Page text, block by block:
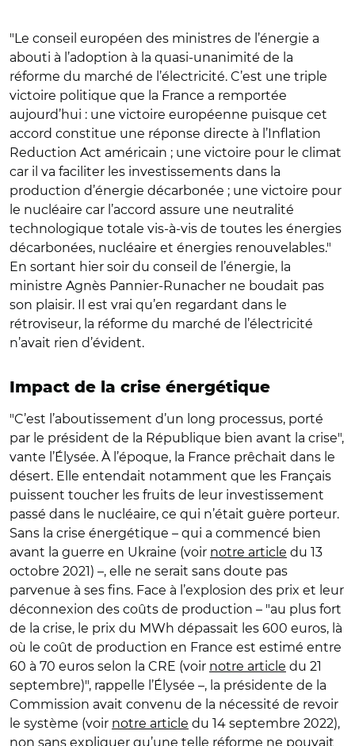
"Le conseil européen des ministres de l’énergie a
abouti à l’adoption à la quasi-unanimité de la
réforme du marché de l’électricité. C’est une triple
victoire politique que la France a remportée
aujourd’hui : une victoire européenne puisque cet
accord constitue une réponse directe à l’Inflation
Reduction Act américain ; une victoire pour le climat
car il va faciliter les investissements dans la
production d’énergie décarbonée ; une victoire pour
le nucléaire car l’accord assure une neutralité
technologique totale vis-à-vis de toutes les énergies
décarbonées, nucléaire et énergies renouvelables."
En sortant hier soir du conseil de l’énergie, la
ministre Agnès Pannier-Runacher ne boudait pas
son plaisir. Il est vrai qu’en regardant dans le
rétroviseur, la réforme du marché de l’électricité
n’avait rien d’évident.
Impact de la crise énergétique
"C’est l’aboutissement d’un long processus, porté
par le président de la République bien avant la crise",
vante l’Élysée. À l’époque, la France prêchait dans le
désert. Elle entendait notamment que les Français
puissent toucher les fruits de leur investissement
passé dans le nucléaire, ce qui n’était guère porteur.
Sans la crise énergétique – qui a commencé bien
avant la guerre en Ukraine (voir notre article du 13
octobre 2021) –, elle ne serait sans doute pas
parvenue à ses fins. Face à l’explosion des prix et leur
déconnexion des coûts de production – "au plus fort
de la crise, le prix du MWh dépassait les 600 euros, là
où le coût de production en France est estimé entre
60 à 70 euros selon la CRE (voir notre article du 21
septembre)", rappelle l’Élysée –, la présidente de la
Commission avait convenu de la nécessité de revoir
le système (voir notre article du 14 septembre 2022),
non sans expliquer qu’une telle réforme ne pouvait